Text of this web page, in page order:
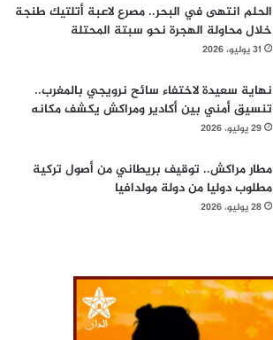
الحلم انتهى في البحر.. مصرع لاعبة أتلتيك طنجة
خلال محاولة الهجرة نحو سبتة المحتلة
31 يوليو، 2026
نهاية سعيدة لاختفاء سائح نرويجي بالمغرب..
تنسيق أمني بين أكادير ومراكش يكشف مكانه
29 يوليو، 2026
مطار مراكش.. توقيف بريطاني من أصول تركية
مطلوب دوليا من دولة مولدافيا
28 يوليو، 2026